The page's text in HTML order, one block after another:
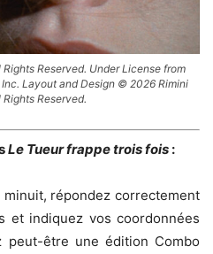
Reserved. Under License from
Layout and Design © 2026 Rimini
Rights Reserved.
Le Tueur frappe trois fois :
répondez correctement
et indiquez vos coordonnées
peut-être une édition Combo